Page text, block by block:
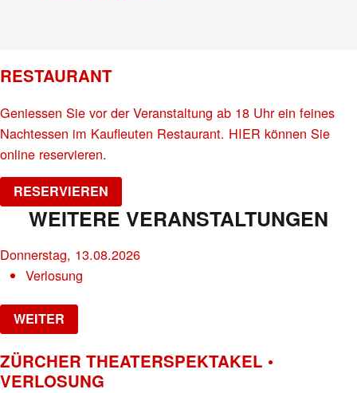
RESTAURANT
Geniessen Sie vor der Veranstaltung ab 18 Uhr ein feines
Nachtessen im Kaufleuten Restaurant. HIER können Sie
online reservieren.
RESERVIEREN
WEITERE VERANSTALTUNGEN
Donnerstag, 13.08.2026
Verlosung
WEITER
ZÜRCHER THEATERSPEKTAKEL •
VERLOSUNG